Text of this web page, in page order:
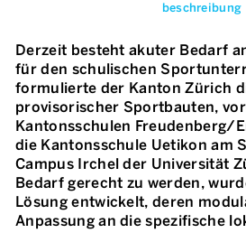
beschreibung
Derzeit besteht akuter Bedarf
für den schulischen
formulierte der Kanton Zürich
provisorischer Sportbauten,
Kantonsschulen Freudenberg/
die Kantonsschule Uetikon am
Campus Irchel der Universität
Bedarf gerecht zu werden,
Lösung entwickelt, deren
Anpassung an die spezifische